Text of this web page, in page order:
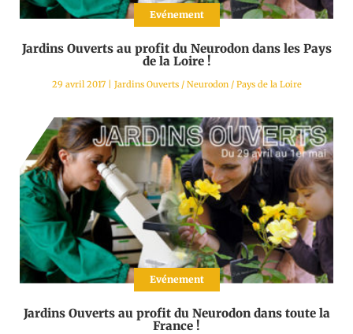
Evénement
Jardins Ouverts au profit du Neurodon dans les Pays
de la Loire !
29 avril 2017| Jardins Ouverts/ Neurodon/ Pays de la Loire
Evénement
Jardins Ouverts au profit du Neurodon dans toute la
France !